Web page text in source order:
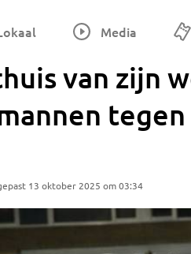
Media
van zijn
13 oktober 2025 om 03:34